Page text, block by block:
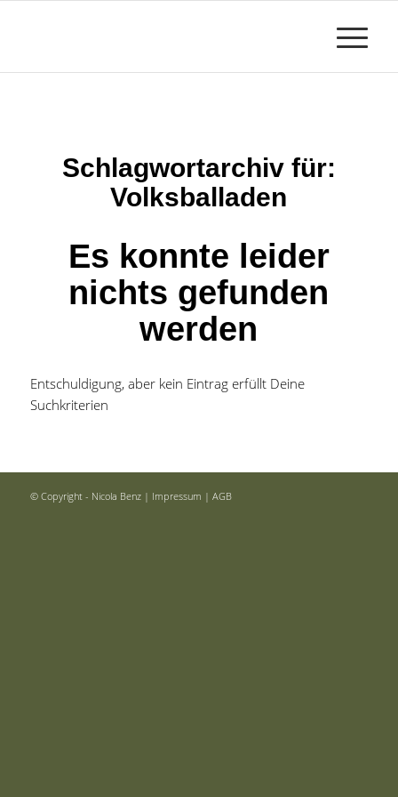
Schlagwortarchiv für:
Volksballaden
Es konnte leider
nichts gefunden
werden
Entschuldigung, aber kein Eintrag erfüllt Deine
Suchkriterien
© Copyright - Nicola Benz | Impressum | AGB